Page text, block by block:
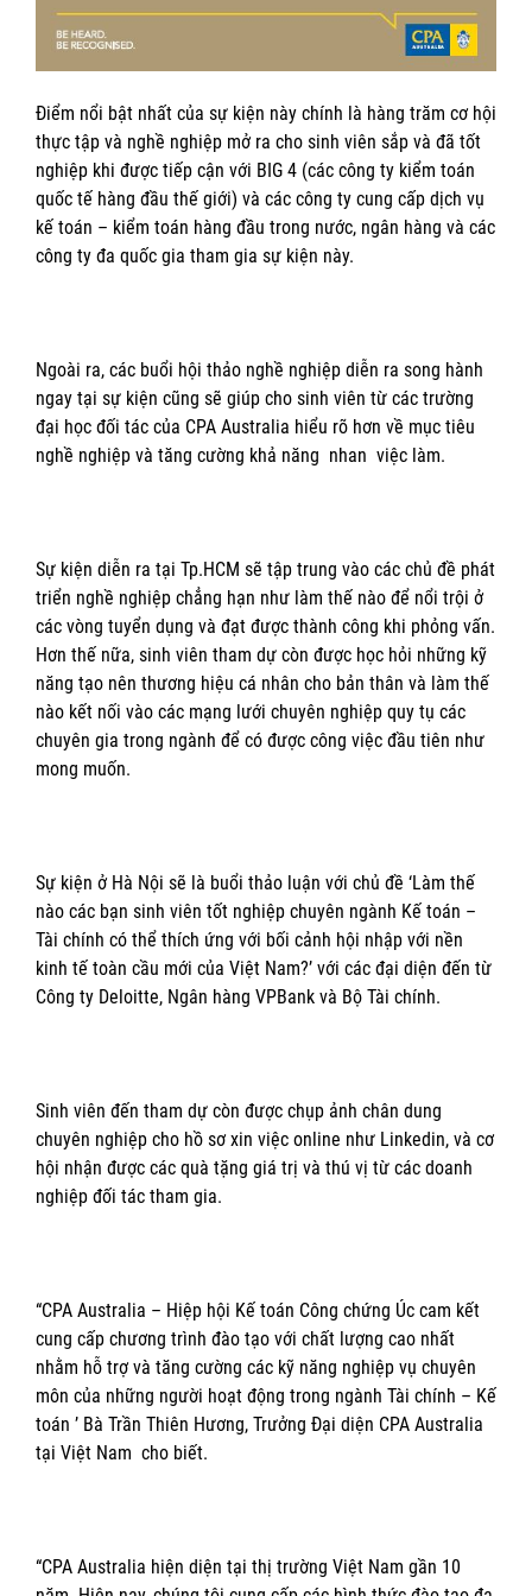
Điểm nổi bật nhất của sự kiện này chính là hàng trăm cơ hội
thực tập và nghề nghiệp mở ra cho sinh viên sắp và đã tốt
nghiệp khi được tiếp cận với BIG 4 (các công ty kiểm toán
quốc tế hàng đầu thế giới) và các công ty cung cấp dịch vụ
kế toán – kiểm toán hàng đầu trong nước, ngân hàng và các
công ty đa quốc gia tham gia sự kiện này.
Ngoài ra, các buổi hội thảo nghề nghiệp diễn ra song hành
ngay tại sự kiện cũng sẽ giúp cho sinh viên từ các trường
đại học đối tác của CPA Australia hiểu rõ hơn về mục tiêu
nghề nghiệp và tăng cường khả năng nhan việc làm.
Sự kiện diễn ra tại Tp.HCM sẽ tập trung vào các chủ đề phát
triển nghề nghiệp chẳng hạn như làm thế nào để nổi trội ở
các vòng tuyển dụng và đạt được thành công khi phỏng vấn.
Hơn thế nữa, sinh viên tham dự còn được học hỏi những kỹ
năng tạo nên thương hiệu cá nhân cho bản thân và làm thế
nào kết nối vào các mạng lưới chuyên nghiệp quy tụ các
chuyên gia trong ngành để có được công việc đầu tiên như
mong muốn.
Sự kiện ở Hà Nội sẽ là buổi thảo luận với chủ đề ‘Làm thế
nào các bạn sinh viên tốt nghiệp chuyên ngành Kế toán –
Tài chính có thể thích ứng với bối cảnh hội nhập với nền
kinh tế toàn cầu mới của Việt Nam?’ với các đại diện đến từ
Công ty Deloitte, Ngân hàng VPBank và Bộ Tài chính.
Sinh viên đến tham dự còn được chụp ảnh chân dung
chuyên nghiệp cho hồ sơ xin việc online như Linkedin, và cơ
hội nhận được các quà tặng giá trị và thú vị từ các doanh
nghiệp đối tác tham gia.
“CPA Australia – Hiệp hội Kế toán Công chứng Úc cam kết
cung cấp chương trình đào tạo với chất lượng cao nhất
nhằm hỗ trợ và tăng cường các kỹ năng nghiệp vụ chuyên
môn của những người hoạt động trong ngành Tài chính – Kế
toán ’ Bà Trần Thiên Hương, Trưởng Đại diện CPA Australia
tại Việt Nam cho biết.
“CPA Australia hiện diện tại thị trường Việt Nam gần 10